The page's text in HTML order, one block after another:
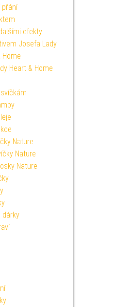
přání
efekty
Josefa Lady
Home
Heart & Home
Nature
Nature
Nature
dárky